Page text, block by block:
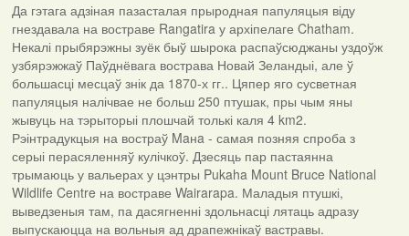
Да гэтага адзіная пазасталая прыродная папуляцыя віду
гнездавала на востраве Rangatira у архіпелаге Chatham.
Некалі прыбярэжны зуёк быў шырока распаўсюджаны уздоўж
узбярэжжаў Паўднёвага вострава Новай Зеландыі, але ў
большасці месцаў знік да 1870-х гг.. Цяпер яго сусветная
папуляцыя налічвае не больш 250 птушак, пры чым яны
жывуць на тэрыторыі плошчай толькі каля 4 km2.
Рэінтрадукцыя на востраў Maнa - самая позняя спроба з
серыі перасяленняў кулічкоў. Дзесяць пар пастаянна
трымаюць у вальерах у цэнтры Pukaha Mount Bruce National
Wildlife Centre на востраве Wairarapa. Маладыя птушкі,
выведзеныя там, па дасягненні здольнасці лятаць адразу
выпускаюцца на вольныя ад драпежнікаў вастравы.